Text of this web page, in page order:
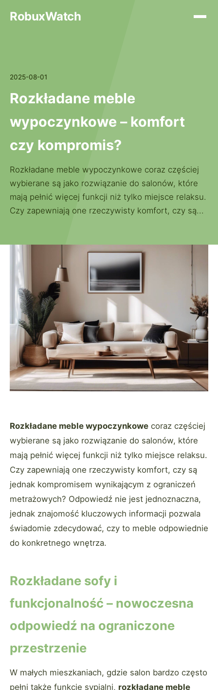
RobuxWatch
2025-08-01
Rozkładane meble
wypoczynkowe – komfort
czy kompromis?
Rozkładane meble wypoczynkowe coraz częściej
wybierane są jako rozwiązanie do salonów, które
mają pełnić więcej funkcji niż tylko miejsce relaksu.
Czy zapewniają one rzeczywisty komfort, czy są...
Rozkładane meble wypoczynkowe coraz częściej
wybierane są jako rozwiązanie do salonów, które
mają pełnić więcej funkcji niż tylko miejsce relaksu.
Czy zapewniają one rzeczywisty komfort, czy są
jednak kompromisem wynikającym z ograniczeń
metrażowych? Odpowiedź nie jest jednoznaczna,
jednak znajomość kluczowych informacji pozwala
świadomie zdecydować, czy to meble odpowiednie
do konkretnego wnętrza.
Rozkładane sofy i
funkcjonalność – nowoczesna
odpowiedź na ograniczone
przestrzenie
W małych mieszkaniach, gdzie salon bardzo często
pełni także funkcję sypialni, rozkładane meble